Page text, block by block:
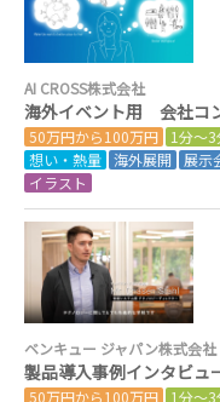
AI CROSS株式会社
海外イベント用 会社コ
50万円から100万円 1分～
想い・熱量 海外展開 展示
イラスト
ベンキュー ジャパン株式会社
製品導入事例インタビュ
50万円から100万円 1分～